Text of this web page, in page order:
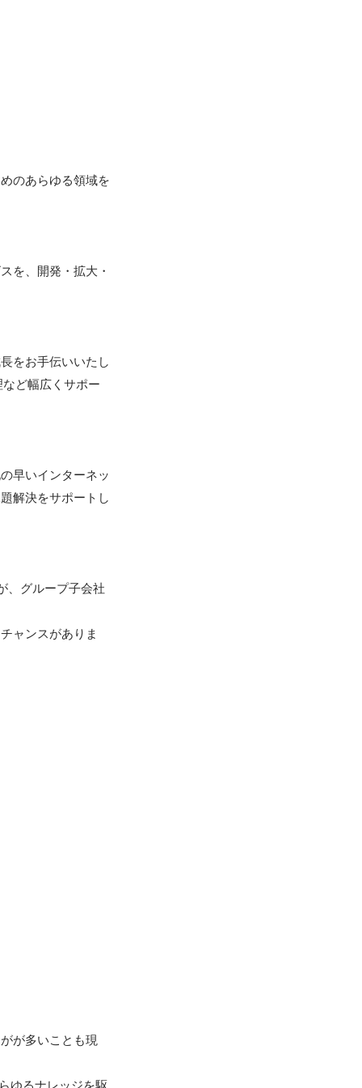
のあらゆる領域を
を、開発・拡大・
をお手伝いいたし
ど幅広くサポー
早いインターネッ
解決をサポートし
、グループ子会社
ャンスがありま
が多いことも現
ゆるナレッジを駆